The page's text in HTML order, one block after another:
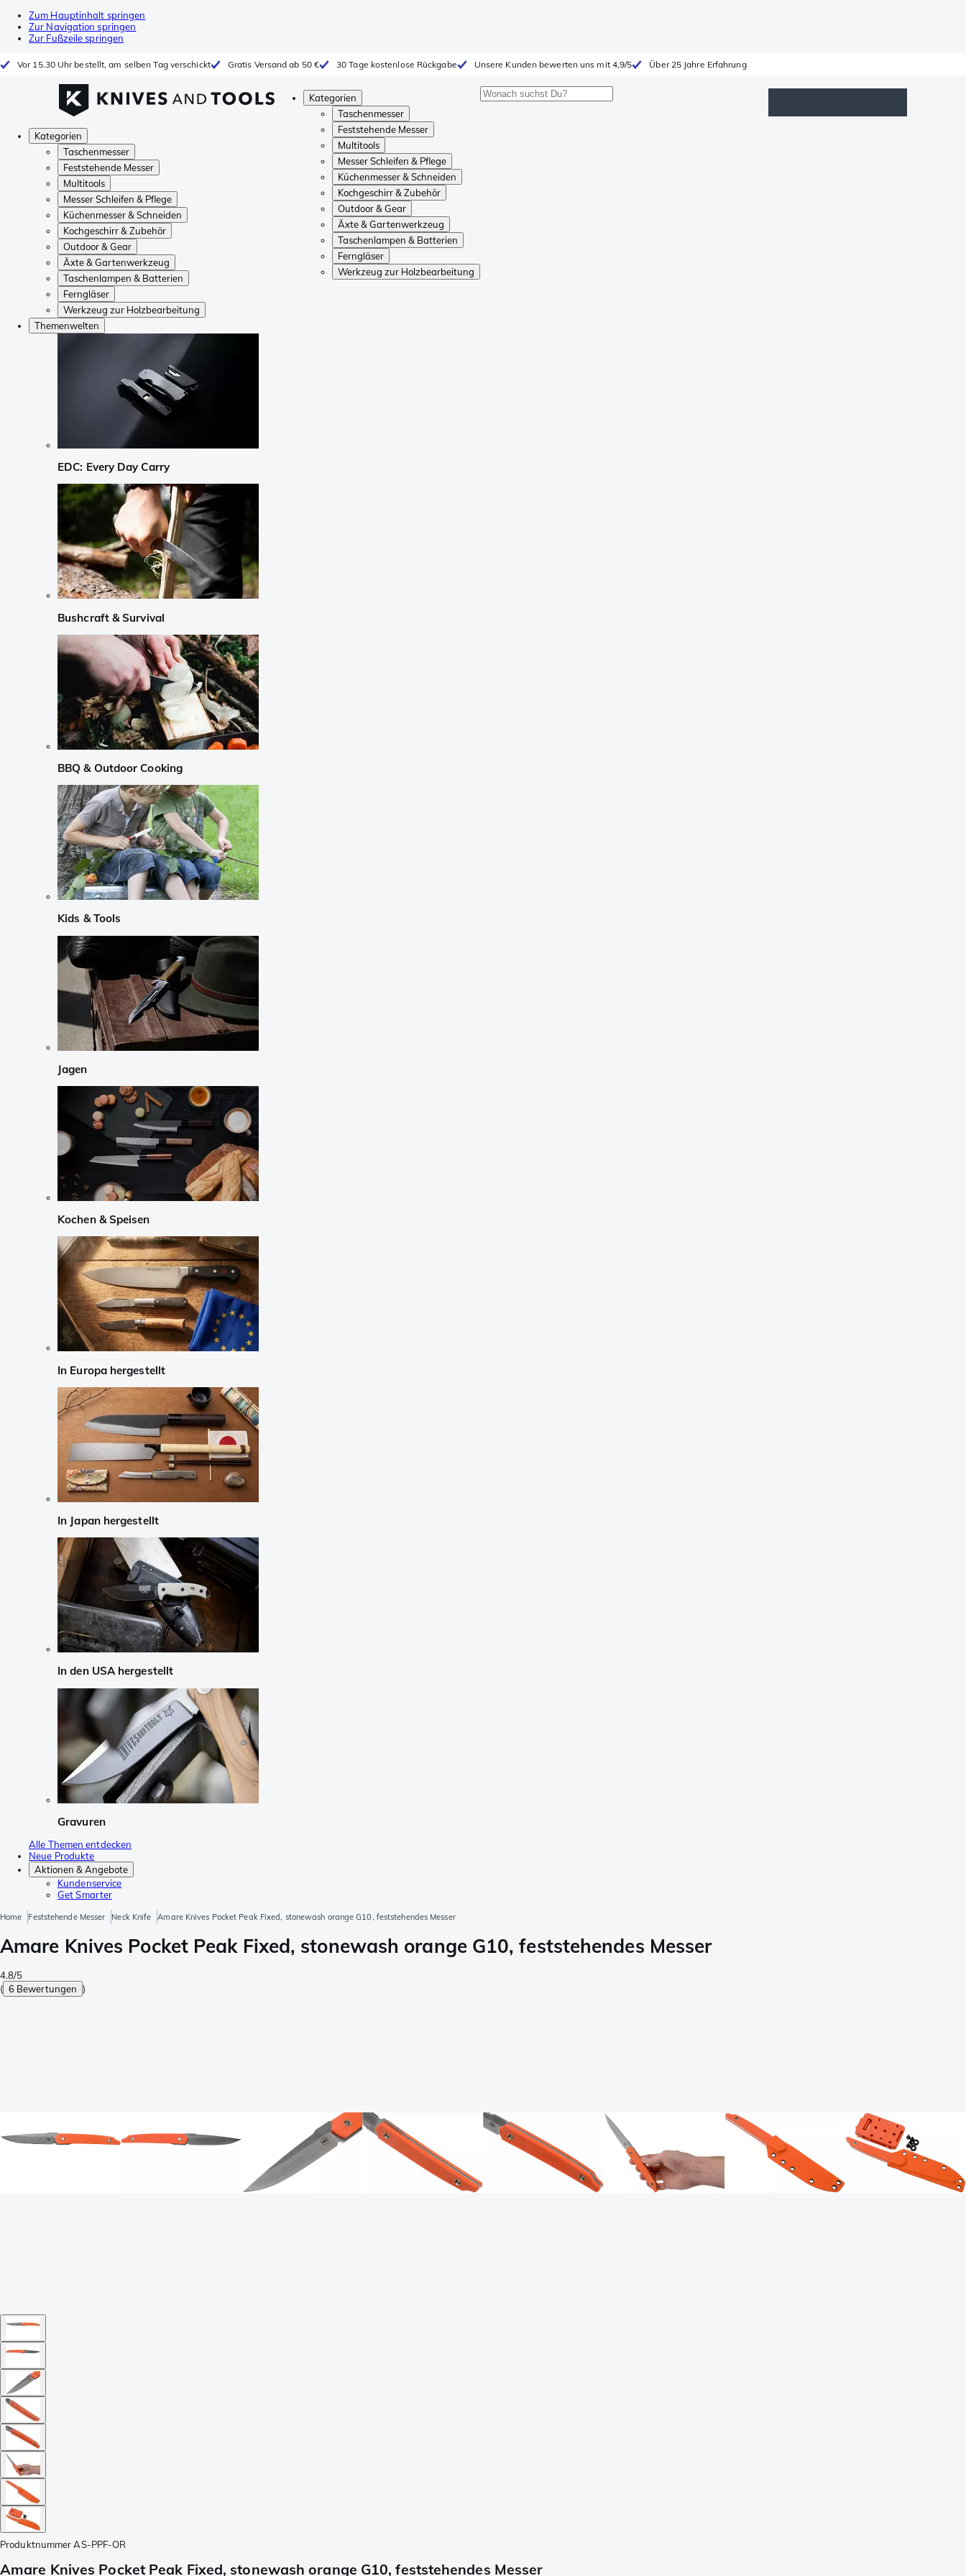
Zum Hauptinhalt springen
Zur Navigation springen
Zur Fußzeile springen
Vor 15.30 Uhr bestellt, am selben Tag verschickt Gratis Versand ab 50 € 30 Tage kostenlose Rückgabe Unsere Kunden bewerten uns mit 4,9/5 Über 25 Jahre Erfahrung
Kategorien
Taschenmesser
Feststehende Messer
Multitools
Messer Schleifen & Pflege
Küchenmesser & Schneiden
Kochgeschirr & Zubehör
Outdoor & Gear
Äxte & Gartenwerkzeug
Taschenlampen & Batterien
Ferngläser
Werkzeug zur Holzbearbeitung
Kategorien
Taschenmesser
Feststehende Messer
Multitools
Messer Schleifen & Pflege
Küchenmesser & Schneiden
Kochgeschirr & Zubehör
Outdoor & Gear
Äxte & Gartenwerkzeug
Taschenlampen & Batterien
Ferngläser
Werkzeug zur Holzbearbeitung
Themenwelten
EDC: Every Day Carry
Bushcraft & Survival
BBQ & Outdoor Cooking
Kids & Tools
Jagen
Kochen & Speisen
In Europa hergestellt
In Japan hergestellt
In den USA hergestellt
Gravuren
Alle Themen entdecken
Neue Produkte
Aktionen & Angebote
Kundenservice
Get Smarter
Home Feststehende Messer Neck Knife Amare Knives Pocket Peak Fixed, stonewash orange G10, feststehendes Messer
Amare Knives Pocket Peak Fixed, stonewash orange G10, feststehendes Messer
4.8/5
( 6 Bewertungen )
Produktnummer AS-PPF-OR
Amare Knives Pocket Peak Fixed, stonewash orange G10, feststehendes Messer